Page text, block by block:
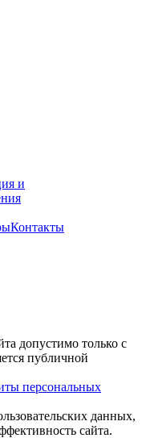
и
Контакты
допустимо только с
публичной
персональных
данных,
сайта.